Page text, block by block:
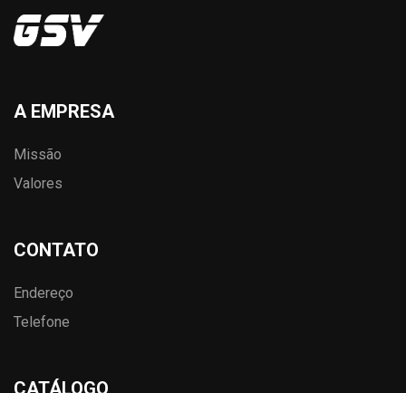
A EMPRESA
Missão
Valores
CONTATO
Endereço
Telefone
CATÁLOGO